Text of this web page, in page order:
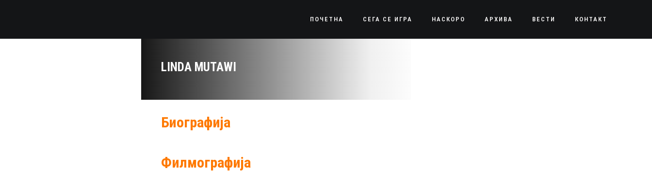
ПОЧЕТНА СЕГА СЕ ИГРА НАСКОРО АРХИВА ВЕСТИ КОНТАКТ
LINDA MUTAWI
Биографија
Филмографија